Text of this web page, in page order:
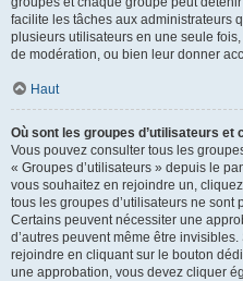
facilite les tâches aux administrateurs
plusieurs utilisateurs en une seule
de modération, ou bien leur donner
Haut
Où sont les groupes d’utilisateurs et
Vous pouvez consulter tous les
« Groupes d’utilisateurs » depuis le
vous souhaitez en rejoindre un,
tous les groupes d’utilisateurs ne
Certains peuvent nécessiter une
d’autres peuvent même être
rejoindre en cliquant sur le bouton
une approbation, vous devez cliquer